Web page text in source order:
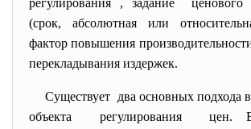
регулирования , задание
(срок, абсолютная или
фактор повышения
перекладывания издержек.
Существует два основных подхода
объекта регулирования цен.